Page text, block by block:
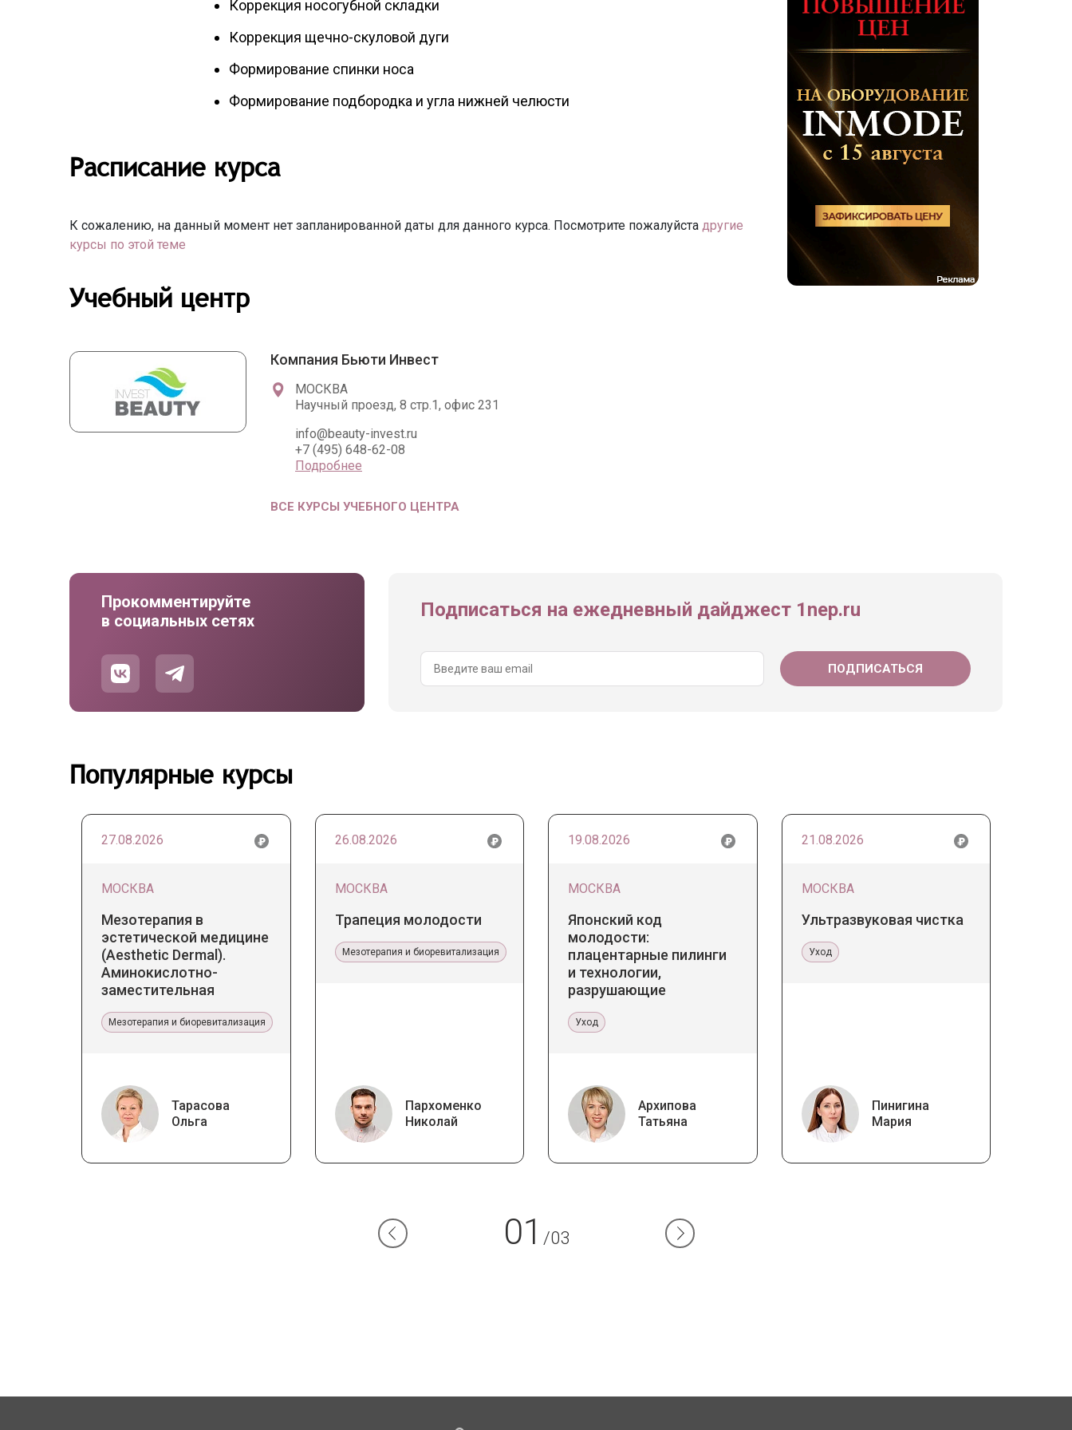
Коррекция носогубной складки
Коррекция щечно-скуловой дуги
Формирование спинки носа
Формирование подбородка и угла нижней челюсти
Расписание курса
К сожалению, на данный момент нет запланированной даты для данного курса. Посмотрите пожалуйста другие
курсы по этой теме
Учебный центр
Компания Бьюти Инвест
МОСКВА
Научный проезд, 8 стр.1, офис 231
info@beauty-invest.ru
+7 (495) 648-62-08
Подробнее
ВСЕ КУРСЫ УЧЕБНОГО ЦЕНТРА
Прокомментируйте
в социальных сетях
Подписаться на ежедневный дайджест 1nep.ru
Популярные курсы
27.08.2026
МОСКВА
Мезотерапия в
эстетической медицине
(Aesthetic Dermal).
Аминокислотно-
заместительная
Мезотерапия и биоревитализация
Тарасова
Ольга
26.08.2026
МОСКВА
Трапеция молодости
Мезотерапия и биоревитализация
Пархоменко
Николай
19.08.2026
МОСКВА
Японский код
молодости:
плацентарные пилинги
и технологии,
разрушающие
Уход
Архипова
Татьяна
21.08.2026
МОСКВА
Ультразвуковая чистка
Уход
Пинигина
Мария
01 /03